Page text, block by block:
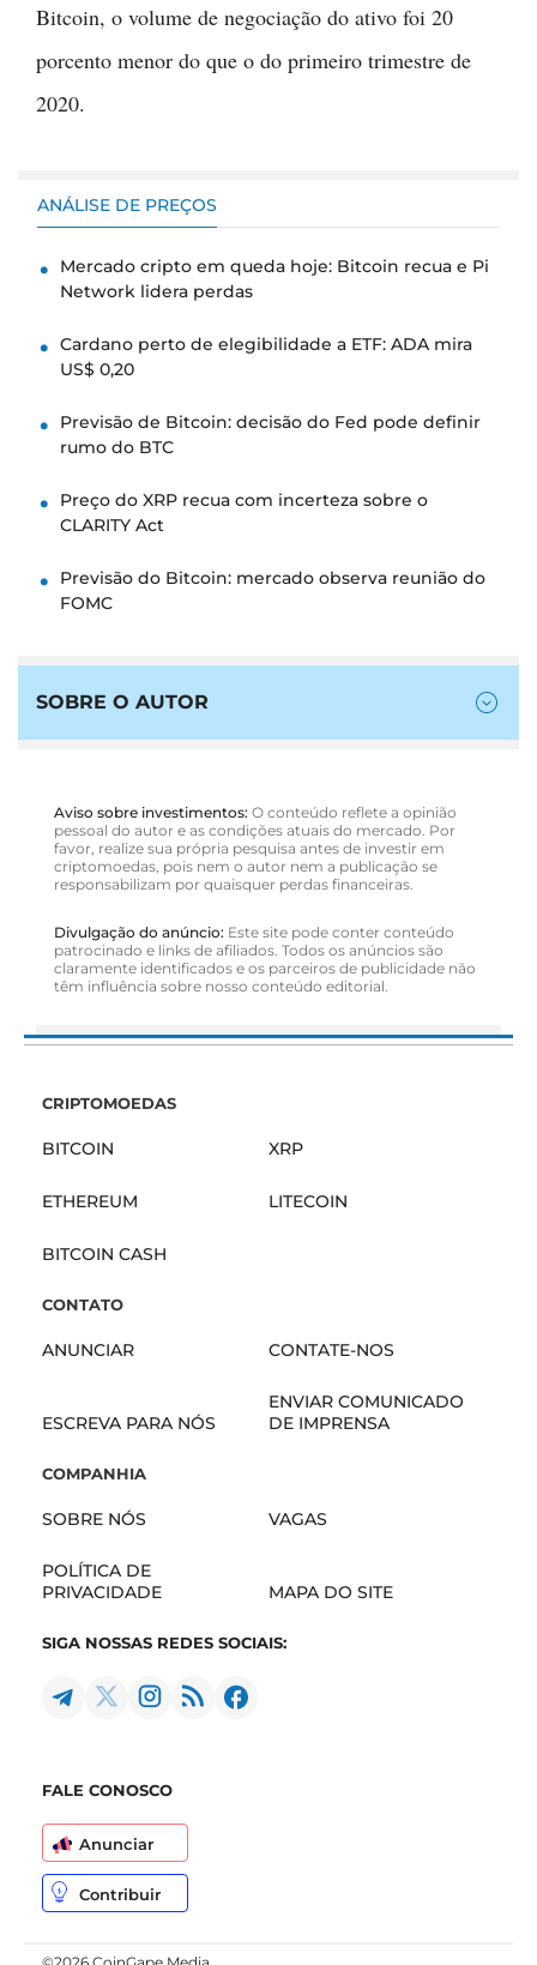
Bitcoin, o volume de negociação do ativo foi 20
porcento menor do que o do primeiro trimestre de
2020.
ANÁLISE DE PREÇOS
Mercado cripto em queda hoje: Bitcoin recua e Pi
Network lidera perdas
Cardano perto de elegibilidade a ETF: ADA mira
US$ 0,20
Previsão de Bitcoin: decisão do Fed pode definir
rumo do BTC
Preço do XRP recua com incerteza sobre o
CLARITY Act
Previsão do Bitcoin: mercado observa reunião do
FOMC
SOBRE O AUTOR
Aviso sobre investimentos: O conteúdo reflete a opinião
pessoal do autor e as condições atuais do mercado. Por
favor, realize sua própria pesquisa antes de investir em
criptomoedas, pois nem o autor nem a publicação se
responsabilizam por quaisquer perdas financeiras.
Divulgação do anúncio: Este site pode conter conteúdo
patrocinado e links de afiliados. Todos os anúncios são
claramente identificados e os parceiros de publicidade não
têm influência sobre nosso conteúdo editorial.
CRIPTOMOEDAS
BITCOIN XRP
ETHEREUM LITECOIN
BITCOIN CASH
CONTATO
ANUNCIAR CONTATE-NOS
ESCREVA PARA NÓS
ENVIAR COMUNICADO
DE IMPRENSA
COMPANHIA
SOBRE NÓS VAGAS
POLÍTICA DE
PRIVACIDADE
MAPA DO SITE
SIGA NOSSAS REDES SOCIAIS:
FALE CONOSCO
Anunciar
Contribuir